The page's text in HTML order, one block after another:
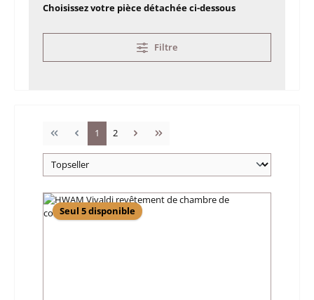
Choisissez votre pièce détachée ci-dessous
Filtre
Page
1 Page
2
Seul 5 disponible